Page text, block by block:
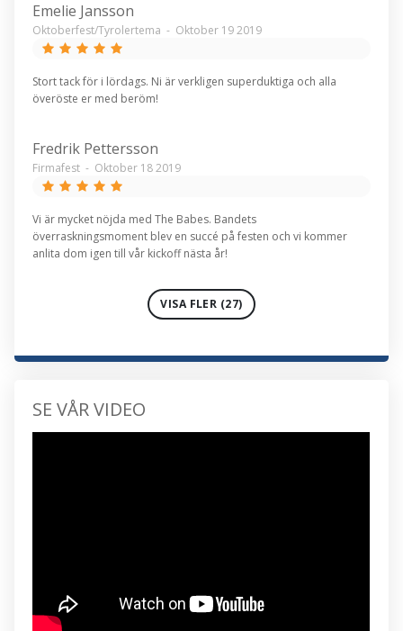
Emelie Jansson
Oktoberfest/Tyrolertema - Oktober 19 2019
Stort tack för i lördags. Ni är verkligen superduktiga och alla
överöste er med beröm!
Fredrik Pettersson
Firmafest - Oktober 18 2019
Vi är mycket nöjda med The Babes. Bandets
överraskningsmoment blev en succé på festen och vi kommer
anlita dom igen till vår kickoff nästa år!
VISA FLER (27)
SE VÅR VIDEO